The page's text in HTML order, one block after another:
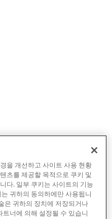
을 개선하고 사이트 사용 현황
츠를 제공할 목적으로 쿠키 및
다. 일부 쿠키는 사이트의 기능
귀하의 동의하에만 사용됩니
은 귀하의 장치에 저장되거나
트너에 의해 설정될 수 있습니